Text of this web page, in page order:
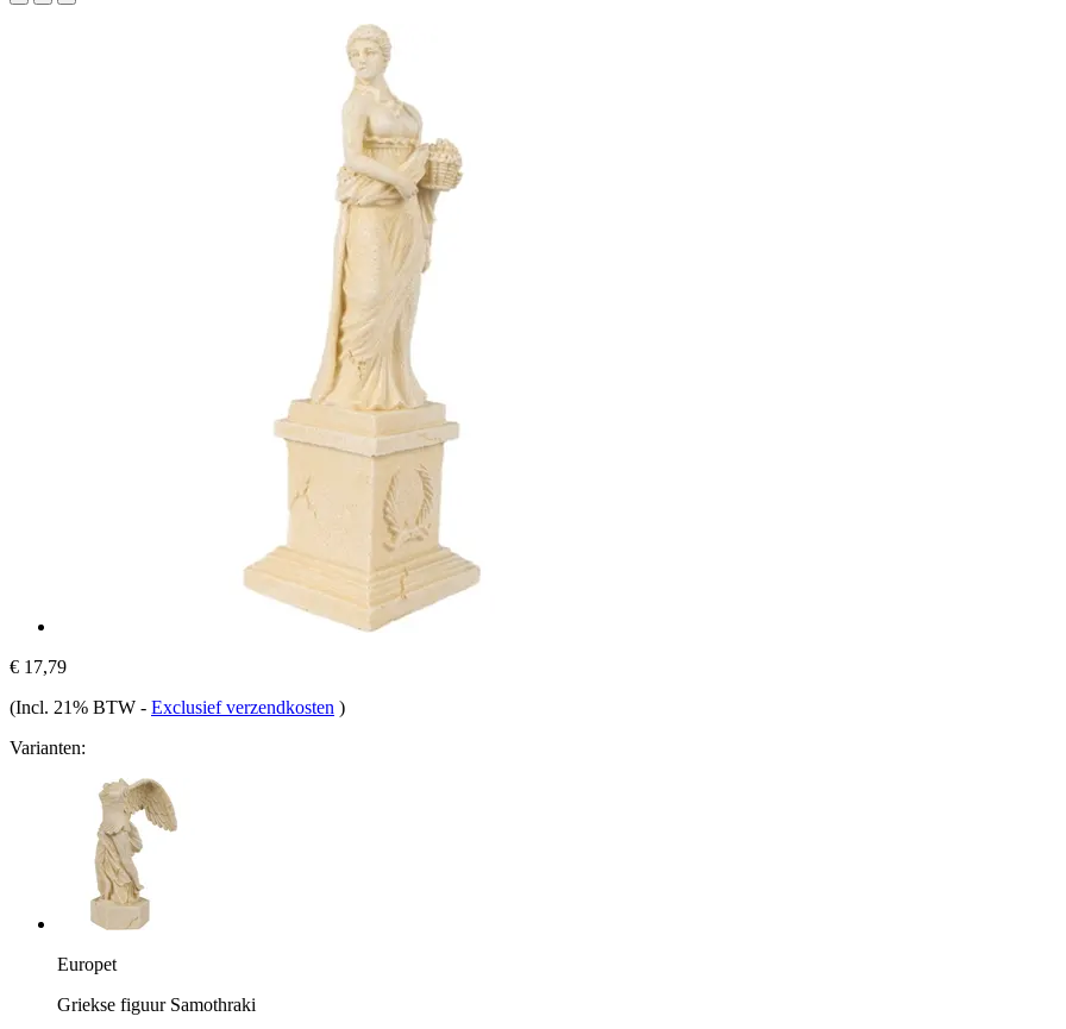
€ 17,79
(Incl. 21% BTW - Exclusief verzendkosten )
Varianten:
Europet
Griekse figuur Samothraki